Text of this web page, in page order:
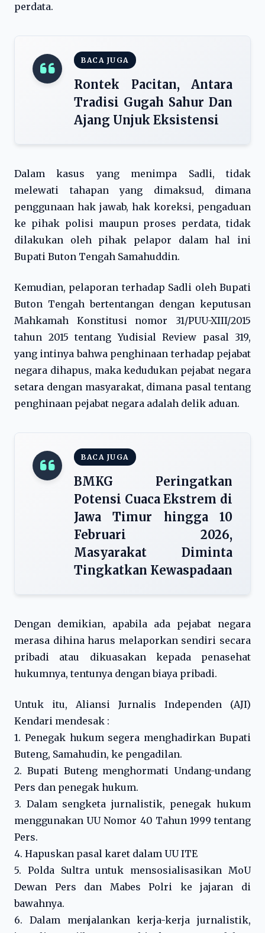
perdata.
BACA JUGA
Rontek Pacitan, Antara
Tradisi Gugah Sahur Dan
Ajang Unjuk Eksistensi
Dalam kasus yang menimpa Sadli, tidak
melewati tahapan yang dimaksud, dimana
penggunaan hak jawab, hak koreksi, pengaduan
ke pihak polisi maupun proses perdata, tidak
dilakukan oleh pihak pelapor dalam hal ini
Bupati Buton Tengah Samahuddin.
Kemudian, pelaporan terhadap Sadli oleh Bupati
Buton Tengah bertentangan dengan keputusan
Mahkamah Konstitusi nomor 31/PUU-XIII/2015
tahun 2015 tentang Yudisial Review pasal 319,
yang intinya bahwa penghinaan terhadap pejabat
negara dihapus, maka kedudukan pejabat negara
setara dengan masyarakat, dimana pasal tentang
penghinaan pejabat negara adalah delik aduan.
BACA JUGA
BMKG Peringatkan
Potensi Cuaca Ekstrem di
Jawa Timur hingga 10
Februari 2026,
Masyarakat Diminta
Tingkatkan Kewaspadaan
Dengan demikian, apabila ada pejabat negara
merasa dihina harus melaporkan sendiri secara
pribadi atau dikuasakan kepada penasehat
hukumnya, tentunya dengan biaya pribadi.
Untuk itu, Aliansi Jurnalis Independen (AJI)
Kendari mendesak :
1. Penegak hukum segera menghadirkan Bupati
Buteng, Samahudin, ke pengadilan.
2. Bupati Buteng menghormati Undang-undang
Pers dan penegak hukum.
3. Dalam sengketa jurnalistik, penegak hukum
menggunakan UU Nomor 40 Tahun 1999 tentang
Pers.
4. Hapuskan pasal karet dalam UU ITE
5. Polda Sultra untuk mensosialisasikan MoU
Dewan Pers dan Mabes Polri ke jajaran di
bawahnya.
6. Dalam menjalankan kerja-kerja jurnalistik,